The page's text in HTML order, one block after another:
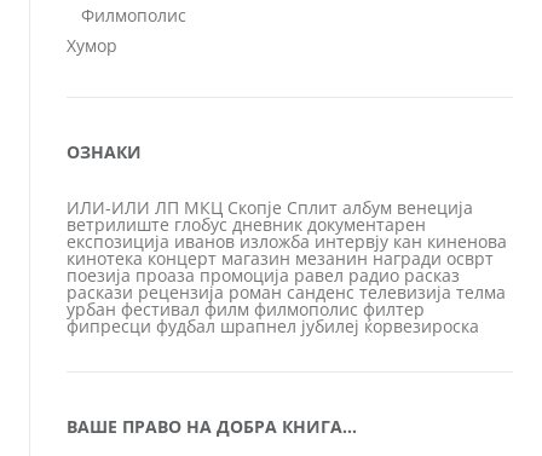
Филмополис
Хумор
ОЗНАКИ
ИЛИ-ИЛИ ЛП МКЦ Скопје Сплит албум венеција
ветрилиште глобус дневник документарен
експозиција иванов изложба интервју кан киненова
кинотека концерт магазин мезанин награди осврт
поезија проаза промоција равел радио расказ
раскази рецензија роман санденс телевизија телма
урбан фестивал филм филмополис филтер
фипресци фудбал шрапнел јубилеј ќорвезироска
ВАШЕ ПРАВО НА ДОБРА КНИГА…